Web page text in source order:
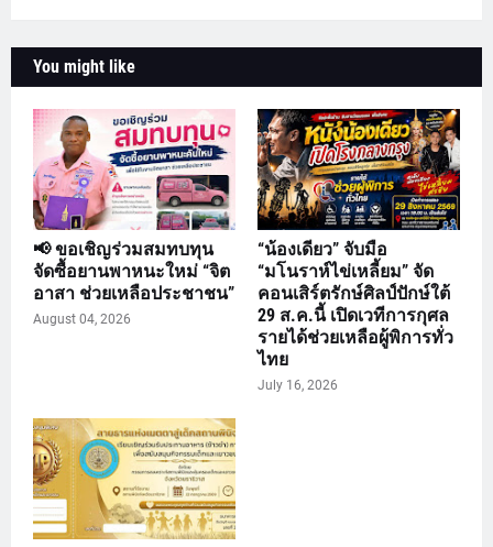
You might like
📢 ขอเชิญร่วมสมทบทุน
จัดซื้อยานพาหนะใหม่ “จิต
อาสา ช่วยเหลือประชาชน”
August 04, 2026
“น้องเดียว” จับมือ
“มโนราห์ไข่เหลี้ยม” จัด
คอนเสิร์ตรักษ์ศิลป์ปักษ์ใต้
29 ส.ค.นี้ เปิดเวทีการกุศล
รายได้ช่วยเหลือผู้พิการทั่ว
ไทย
July 16, 2026